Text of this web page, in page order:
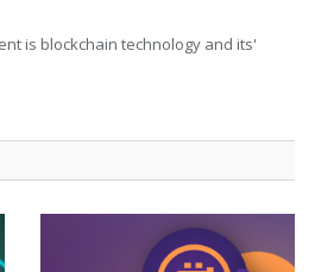
is blockchain technology and its'